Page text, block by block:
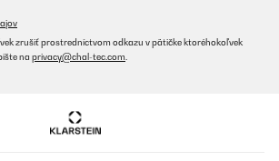
zrušiť prostredníctvom odkazu v pätičke ktoréhokoľvek
na privacy@chal-tec.com